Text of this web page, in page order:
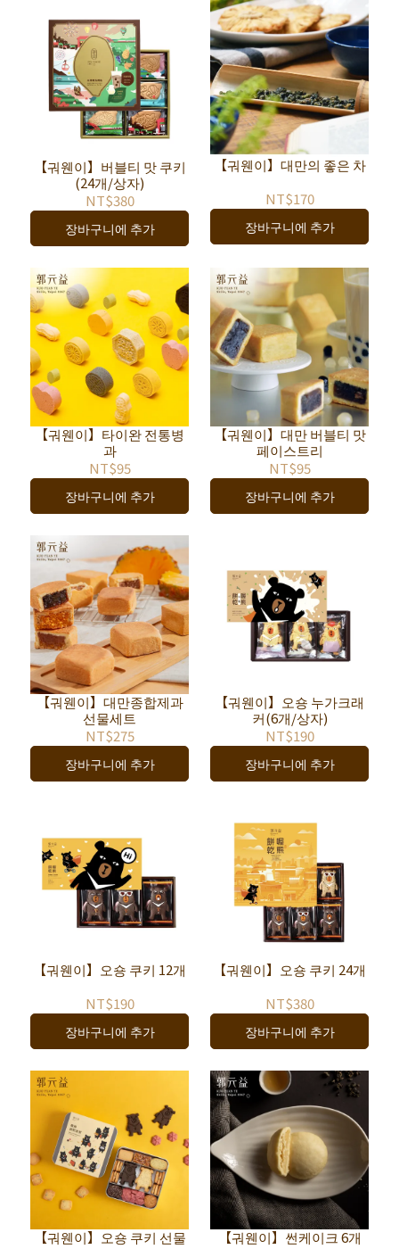
【궈웬이】버블티 맛 쿠키
(24개/상자)
NT$380
장바구니에 추가
【궈웬이】대만의 좋은 차
NT$170
장바구니에 추가
【궈웬이】타이완 전통병
과
NT$95
장바구니에 추가
【궈웬이】대만 버블티 맛
페이스트리
NT$95
장바구니에 추가
【궈웬이】대만종합제과
선물세트
NT$275
장바구니에 추가
【궈웬이】오숑 누가크래
커(6개/상자)
NT$190
장바구니에 추가
【궈웬이】오숑 쿠키 12개
NT$190
장바구니에 추가
【궈웬이】오숑 쿠키 24개
NT$380
장바구니에 추가
【궈웬이】오숑 쿠키 선물 【궈웬이】썬케이크 6개